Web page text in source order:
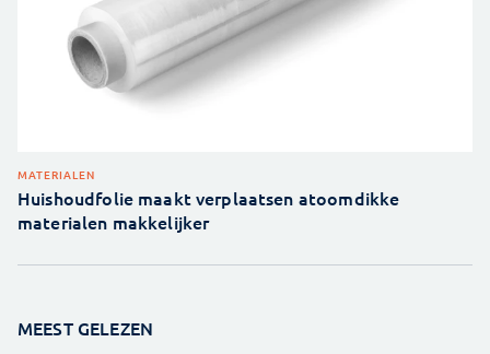
MATERIALEN
Huishoudfolie maakt verplaatsen atoomdikke
materialen makkelijker
MEEST GELEZEN